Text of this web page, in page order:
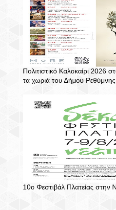
Πολιτιστικό Καλοκαίρι 2026
τα χωριά του Δήμου Ρεθύμνης.
10ο Φεστιβάλ Πλατείας στην